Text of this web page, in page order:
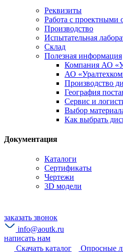
Реквизиты
Работа с проектными
Производство
Испытательная
Склад
Полезная информация
Компания АО
АО
Производство
География
Сервис и
Выбор
Как выбрать
Документация
Каталоги
Сертификаты
Чертежи
3D модели
заказать звонок
info@aoutk.ru
написать нам
Cкачать каталог
Опросные